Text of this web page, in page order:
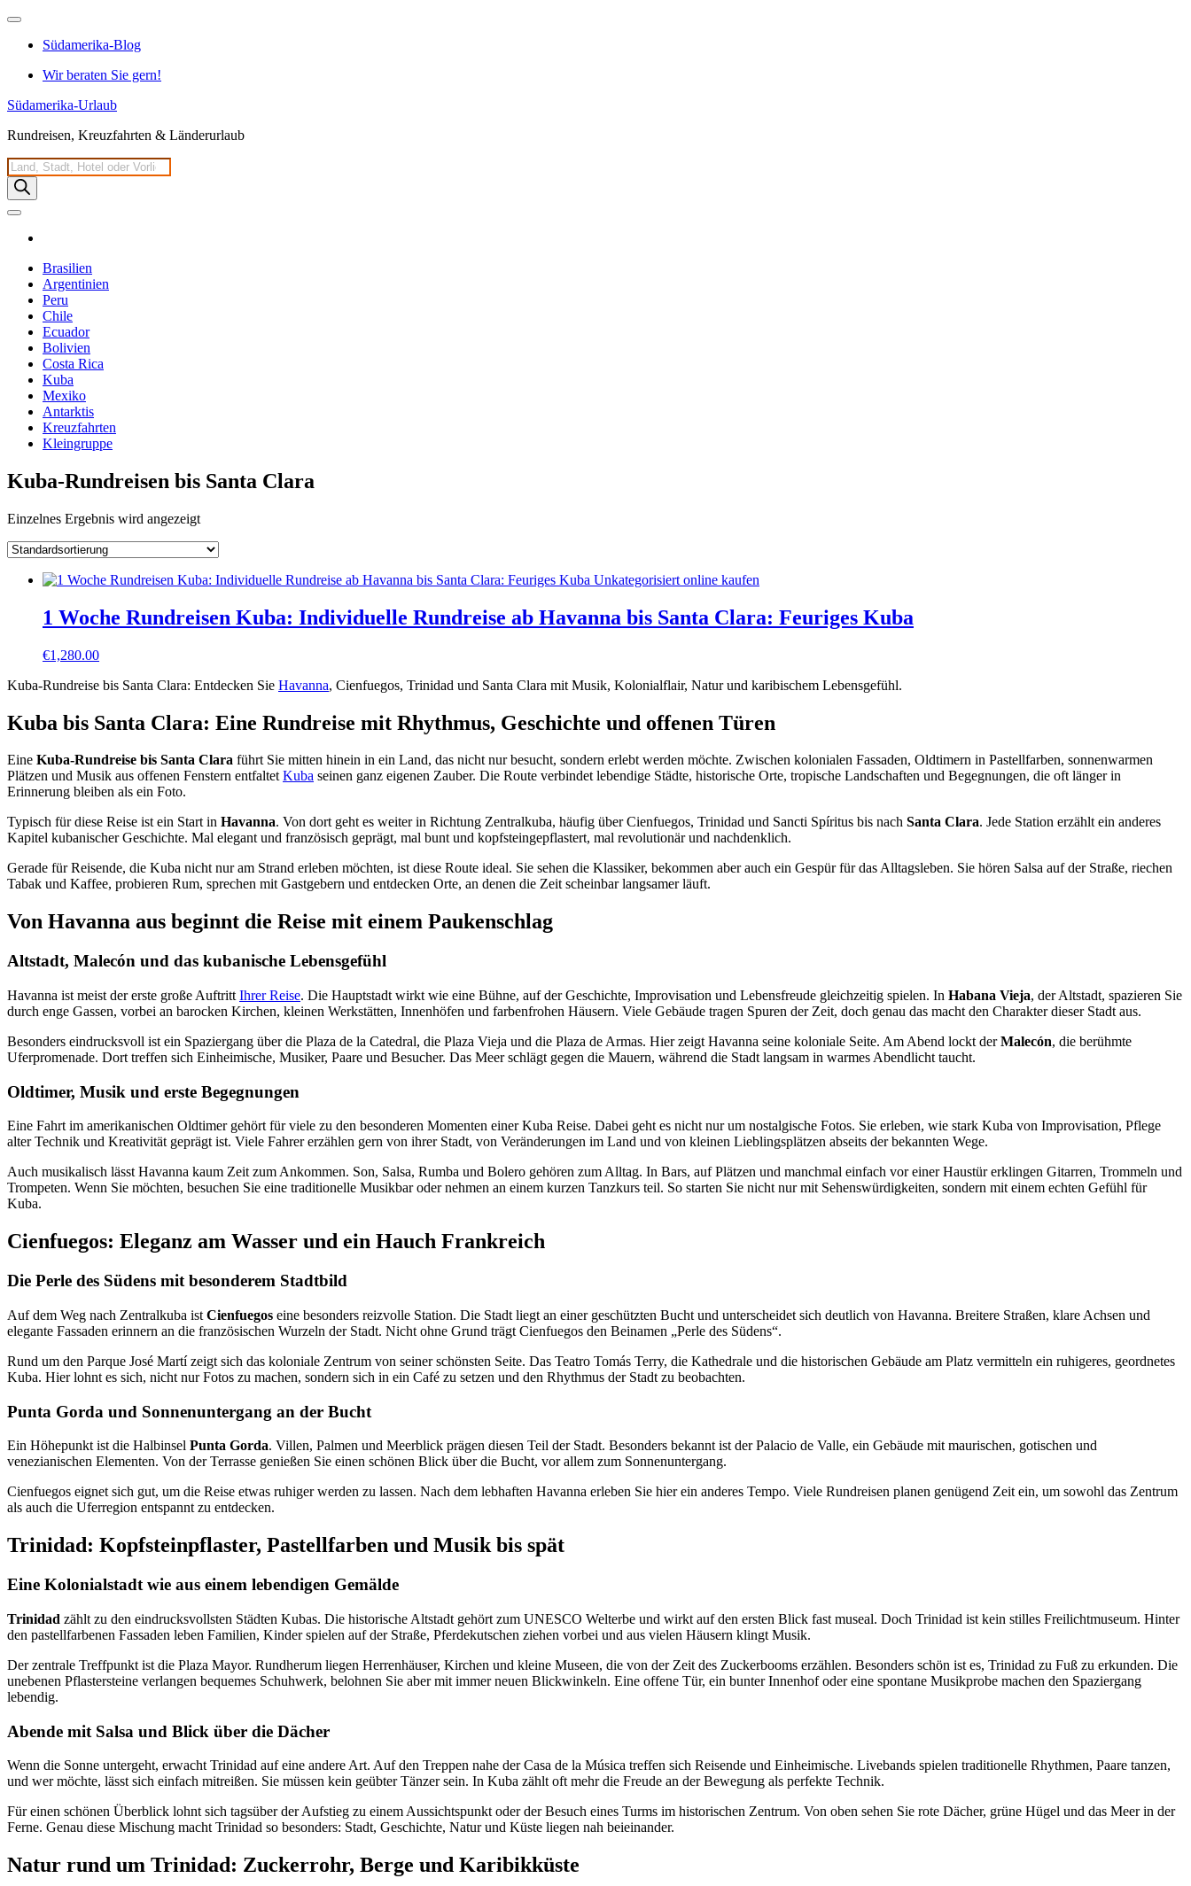
Zum
springenSüdamerika-Blog
Wir beraten Sie gern!
Südamerika-Urlaub
Rundreisen, Kreuzfahrten & Länderurlaub
Products
search
Brasilien
Argentinien
Peru
Chile
Ecuador
Bolivien
Costa Rica
Kuba
Mexiko
Antarktis
Kreuzfahrten
Kleingruppe
Kuba-Rundreisen bis Santa Clara
Einzelnes Ergebnis wird angezeigt
1 Woche Rundreisen Kuba: Individuelle Rundreise ab Havanna bis Santa Clara: Feuriges Kuba
€1,280.00
Kuba-Rundreise bis Santa Clara: Entdecken Sie Havanna, Cienfuegos, Trinidad und Santa Clara mit Musik, Kolonialflair, Natur und karibischem Lebensgefühl.
Kuba bis Santa Clara: Eine Rundreise mit Rhythmus, Geschichte und offenen Türen
Eine Kuba-Rundreise bis Santa Clara führt Sie mitten hinein in ein Land, das nicht nur besucht, sondern erlebt werden möchte. Zwischen kolonialen Fassaden, Oldtimern in Pastellfarben, sonnenwarmen
Plätzen und Musik aus offenen Fenstern entfaltetKuba seinen ganz eigenen Zauber. Die Route verbindet lebendige Städte, historische Orte, tropische Landschaften und Begegnungen, die oft länger in
Erinnerung bleiben als ein Foto.
Typisch für diese Reise ist ein Start in Havanna. Von dort geht es weiter in Richtung Zentralkuba, häufig über Cienfuegos, Trinidad und Sancti Spíritus bis nach Santa Clara. Jede Station erzählt ein anderes
Kapitel kubanischer Geschichte. Mal elegant und französisch geprägt, mal bunt und kopfsteingepflastert, mal revolutionär und nachdenklich.
Gerade für Reisende, die Kuba nicht nur am Strand erleben möchten, ist diese Route ideal. Sie sehen die Klassiker, bekommen aber auch ein Gespür für das Alltagsleben. Sie hören Salsa auf der Straße, riechen
Tabak und Kaffee, probieren Rum, sprechen mit Gastgebern und entdecken Orte, an denen die Zeit scheinbar langsamer läuft.
Von Havanna aus beginnt die Reise mit einem Paukenschlag
Altstadt, Malecón und das kubanische Lebensgefühl
Havanna ist meist der erste große Auftritt Ihrer Reise. Die Hauptstadt wirkt wie eine Bühne, auf der Geschichte, Improvisation und Lebensfreude gleichzeitig spielen. In Habana Vieja, der Altstadt, spazieren Sie
durch enge Gassen, vorbei an barocken Kirchen, kleinen Werkstätten, Innenhöfen und farbenfrohen Häusern. Viele Gebäude tragen Spuren der Zeit, doch genau das macht den Charakter dieser Stadt aus.
Besonders eindrucksvoll ist ein Spaziergang über die Plaza de la Catedral, die Plaza Vieja und die Plaza de Armas. Hier zeigt Havanna seine koloniale Seite. Am Abend lockt derMalecón, die berühmte
Uferpromenade. Dort treffen sich Einheimische, Musiker, Paare und Besucher. Das Meer schlägt gegen die Mauern, während die Stadt langsam in warmes Abendlicht taucht.
Oldtimer, Musik und erste Begegnungen
Eine Fahrt im amerikanischen Oldtimer gehört für viele zu den besonderen Momenten einer Kuba Reise. Dabei geht es nicht nur um nostalgische Fotos. Sie erleben, wie stark Kuba von Improvisation, Pflege
alter Technik und Kreativität geprägt ist. Viele Fahrer erzählen gern von ihrer Stadt, von Veränderungen im Land und von kleinen Lieblingsplätzen abseits der bekannten Wege.
Auch musikalisch lässt Havanna kaum Zeit zum Ankommen. Son, Salsa, Rumba und Bolero gehören zum Alltag. In Bars, auf Plätzen und manchmal einfach vor einer Haustür erklingen Gitarren, Trommeln und
Trompeten. Wenn Sie möchten, besuchen Sie eine traditionelle Musikbar oder nehmen an einem kurzen Tanzkurs teil. So starten Sie nicht nur mit Sehenswürdigkeiten, sondern mit einem echten Gefühl für
Kuba.
Cienfuegos: Eleganz am Wasser und ein Hauch Frankreich
Die Perle des Südens mit besonderem Stadtbild
Auf dem Weg nach Zentralkuba ist Cienfuegos eine besonders reizvolle Station. Die Stadt liegt an einer geschützten Bucht und unterscheidet sich deutlich von Havanna. Breitere Straßen, klare Achsen und
elegante Fassaden erinnern an die französischen Wurzeln der Stadt. Nicht ohne Grund trägt Cienfuegos den Beinamen „Perle des Südens“.
Rund um den Parque José Martí zeigt sich das koloniale Zentrum von seiner schönsten Seite. Das Teatro Tomás Terry, die Kathedrale und die historischen Gebäude am Platz vermitteln ein ruhigeres, geordnetes
Kuba. Hier lohnt es sich, nicht nur Fotos zu machen, sondern sich in ein Café zu setzen und den Rhythmus der Stadt zu beobachten.
Punta Gorda und Sonnenuntergang an der Bucht
Ein Höhepunkt ist die Halbinsel Punta Gorda. Villen, Palmen und Meerblick prägen diesen Teil der Stadt. Besonders bekannt ist der Palacio de Valle, ein Gebäude mit maurischen, gotischen und
venezianischen Elementen. Von der Terrasse genießen Sie einen schönen Blick über die Bucht, vor allem zum Sonnenuntergang.
Cienfuegos eignet sich gut, um die Reise etwas ruhiger werden zu lassen. Nach dem lebhaften Havanna erleben Sie hier ein anderes Tempo. Viele Rundreisen planen genügend Zeit ein, um sowohl das Zentrum
als auch die Uferregion entspannt zu entdecken.
Trinidad: Kopfsteinpflaster, Pastellfarben und Musik bis spät
Eine Kolonialstadt wie aus einem lebendigen Gemälde
Trinidad zählt zu den eindrucksvollsten Städten Kubas. Die historische Altstadt gehört zum UNESCO Welterbe und wirkt auf den ersten Blick fast museal. Doch Trinidad ist kein stilles Freilichtmuseum. Hinter
den pastellfarbenen Fassaden leben Familien, Kinder spielen auf der Straße, Pferdekutschen ziehen vorbei und aus vielen Häusern klingt Musik.
Der zentrale Treffpunkt ist die Plaza Mayor. Rundherum liegen Herrenhäuser, Kirchen und kleine Museen, die von der Zeit des Zuckerbooms erzählen. Besonders schön ist es, Trinidad zu Fuß zu erkunden. Die
unebenen Pflastersteine verlangen bequemes Schuhwerk, belohnen Sie aber mit immer neuen Blickwinkeln. Eine offene Tür, ein bunter Innenhof oder eine spontane Musikprobe machen den Spaziergang
lebendig.
Abende mit Salsa und Blick über die Dächer
Wenn die Sonne untergeht, erwacht Trinidad auf eine andere Art. Auf den Treppen nahe der Casa de la Música treffen sich Reisende und Einheimische. Livebands spielen traditionelle Rhythmen, Paare tanzen,
und wer möchte, lässt sich einfach mitreißen. Sie müssen kein geübter Tänzer sein. In Kuba zählt oft mehr die Freude an der Bewegung als perfekte Technik.
Für einen schönen Überblick lohnt sich tagsüber der Aufstieg zu einem Aussichtspunkt oder der Besuch eines Turms im historischen Zentrum. Von oben sehen Sie rote Dächer, grüne Hügel und das Meer in der
Ferne. Genau diese Mischung macht Trinidad so besonders: Stadt, Geschichte, Natur und Küste liegen nah beieinander.
Natur rund um Trinidad: Zuckerrohr, Berge und Karibikküste